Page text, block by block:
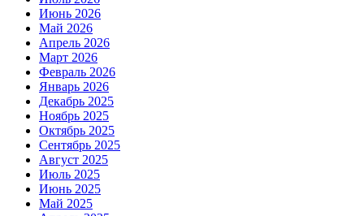
Июнь 2026
Май 2026
Апрель 2026
Март 2026
Февраль 2026
Январь 2026
Декабрь 2025
Ноябрь 2025
Октябрь 2025
Сентябрь 2025
Август 2025
Июль 2025
Июнь 2025
Май 2025